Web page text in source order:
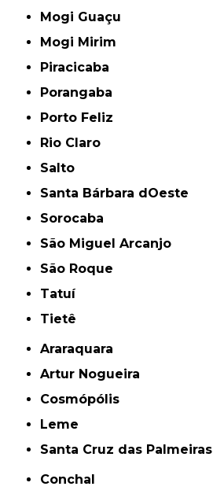
Mogi Guaçu
Mogi Mirim
Piracicaba
Porangaba
Porto Feliz
Rio Claro
Salto
Santa Bárbara dOeste
Sorocaba
São Miguel Arcanjo
São Roque
Tatuí
Tietê
Araraquara
Artur Nogueira
Cosmópólis
Leme
Santa Cruz das Palmeiras
Conchal